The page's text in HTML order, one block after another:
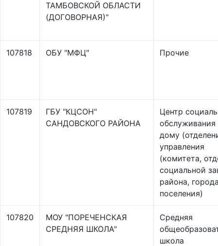
ТАМБОВСКОЙ ОБЛАСТИ
(ДОГОВОРНАЯ)"
107818 ОБУ "МФЦ" Прочие
107819
ГБУ "КЦСОН"
САНДОВСКОГО РАЙОНА
Центр
обслуживания
дому
управления
(комитета,
социальной
района,
поселения)
107820
МОУ "ПОРЕЧЕНСКАЯ
СРЕДНЯЯ ШКОЛА"
Средняя
школа